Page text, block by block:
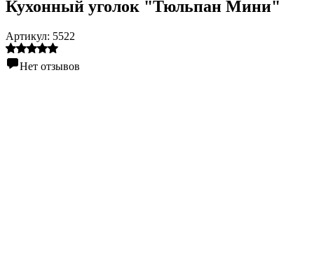
Кухонный уголок "Тюльпан Мини"
Артикул: 5522
Нет отзывов